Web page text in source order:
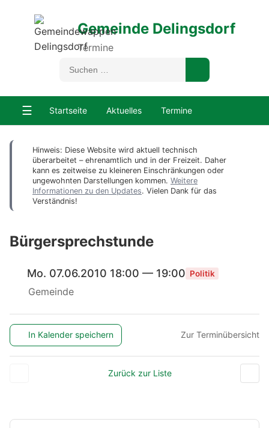
Gemeinde Delingsdorf
Termine
☰ Startseite Aktuelles Termine
Hinweis: Diese Website wird aktuell technisch
überarbeitet – ehrenamtlich und in der Freizeit. Daher
kann es zeitweise zu kleineren Einschränkungen oder
ungewohnten Darstellungen kommen. Weitere
Informationen zu den Updates. Vielen Dank für das
Verständnis!
Bürgersprechstunde
Mo. 07.06.2010 18:00 — 19:00 Politik
Gemeinde
In Kalender speichern Zur Terminübersicht
Zurück zur Liste